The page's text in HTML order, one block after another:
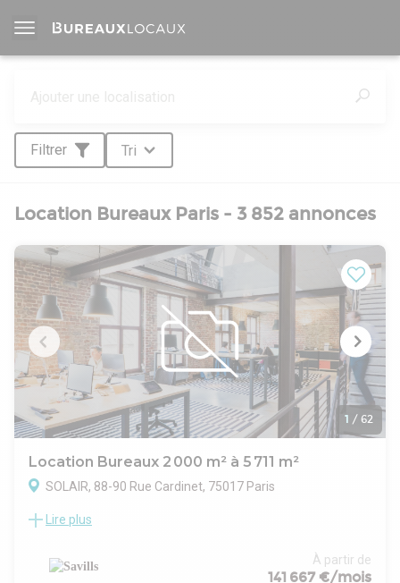
Filtrer Tri
Location Bureaux Paris - 3 852 annonces
1 / 62
Location Bureaux 2 000 m² à 5 711 m²
SOLAIR, 88-90 Rue Cardinet, 75017 Paris
SAVILLS vous propose à la location un immeuble
d'espaces communs, idéal pour accueillir jusqu'à 562
collaborateurs. Conçu par LBBA architecture, cet espace
Lire plus
À partir de
141 667 €/mois